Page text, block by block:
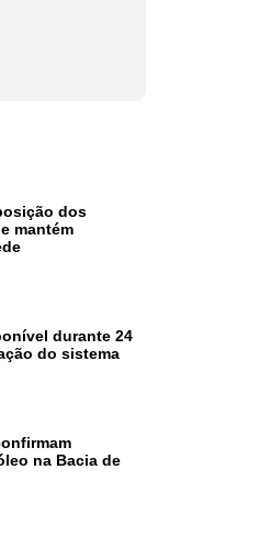
dos
mantém
durante 24
do sistema
na Bacia de